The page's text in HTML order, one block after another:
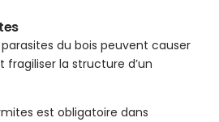
du bois peuvent causer
fragiliser la structure d’un
est obligatoire dans